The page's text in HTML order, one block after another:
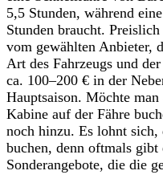
5,5 Stunden, während
Stunden braucht.
vom gewählten Anbieter,
Art des Fahrzeugs und
ca. 100–200 € in der
Hauptsaison. Möchte
Kabine auf der Fähre
noch hinzu. Es lohnt
buchen, denn oftmals gibt
Sonderangebote, die die